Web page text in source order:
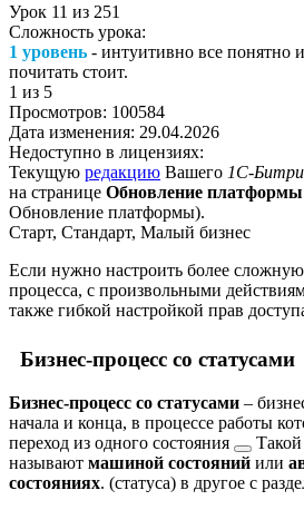
Урок 11 из 251
Сложность урока:
1 уровень - интуитивно все понятно
почитать стоит.
1 из 5
Просмотров: 100584
Дата изменения: 29.04.2026
Недоступно в лицензиях:
Текущую редакцию Вашего 1С-
на странице Обновление платформы
Обновление платформы).
Старт, Стандарт, Малый бизнес
Если нужно настроить более
процесса, с произвольными
также гибкой настройкой прав
Бизнес-процесс со статусами
Бизнес-процесс со статусами –
начала и конца, в процессе работы
переход из одного состояния
называют машиной состояний или
состояниях. (статуса) в другое с